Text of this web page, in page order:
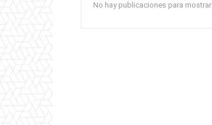
No hay publicaciones para mostrar